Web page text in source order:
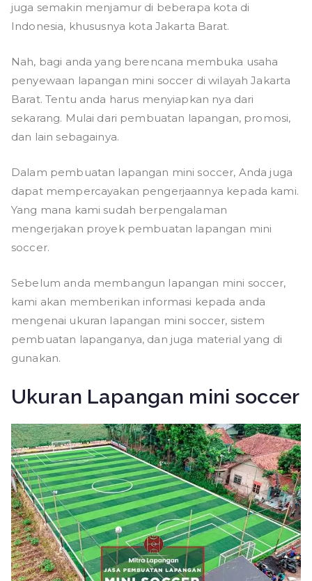
juga semakin menjamur di beberapa kota di
Indonesia, khususnya kota Jakarta Barat.
Nah, bagi anda yang berencana membuka usaha
penyewaan lapangan mini soccer di wilayah Jakarta
Barat. Tentu anda harus menyiapkan nya dari
sekarang. Mulai dari pembuatan lapangan, promosi,
dan lain sebagainya.
Dalam pembuatan lapangan mini soccer, Anda juga
dapat mempercayakan pengerjaannya kepada kami.
Yang mana kami sudah berpengalaman
mengerjakan proyek pembuatan lapangan mini
soccer.
Sebelum anda membangun lapangan mini soccer,
kami akan memberikan informasi kepada anda
mengenai ukuran lapangan mini soccer, sistem
pembuatan lapanganya, dan juga material yang di
gunakan.
Ukuran Lapangan mini soccer